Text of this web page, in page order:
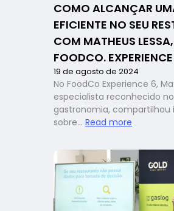
COMO ALCANÇAR
EFICIENTE NO SEU
COM MATHEUS
FOODCO.
19 de agosto de 2024
No FoodCo Experience 6,
especialista reconhecido
gastronomia, compartilhou
sobre… Read more
alcançar
uma
gestão
eficiente
no